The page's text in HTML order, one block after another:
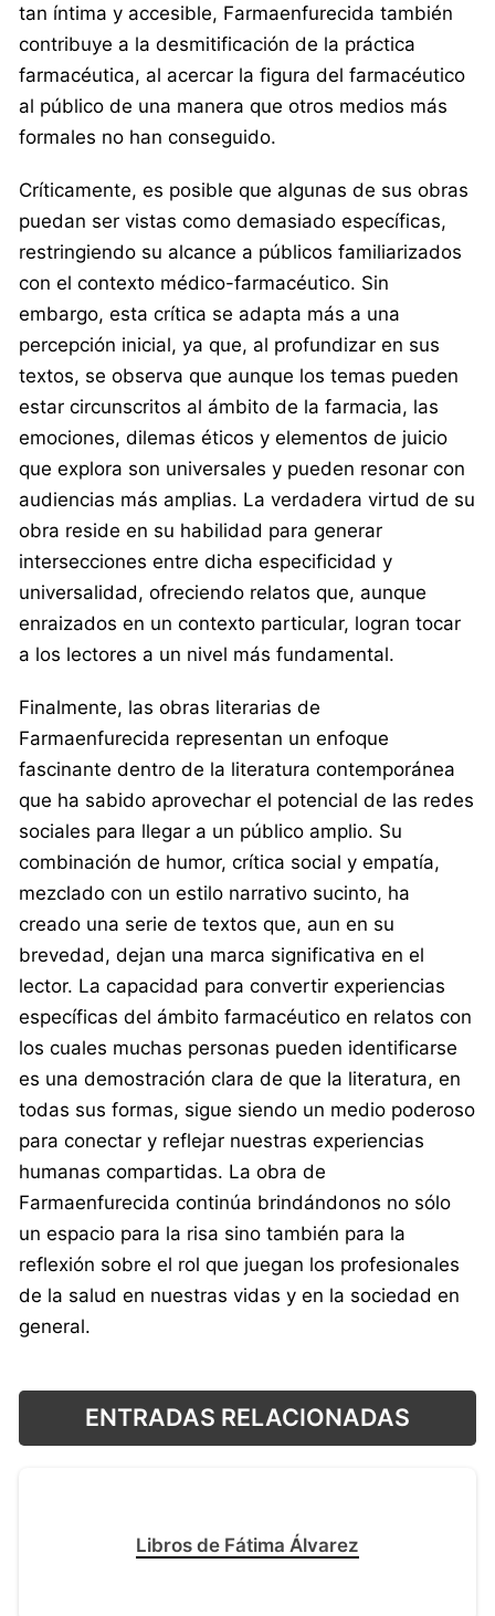
tan íntima y accesible, Farmaenfurecida también
contribuye a la desmitificación de la práctica
farmacéutica, al acercar la figura del farmacéutico
al público de una manera que otros medios más
formales no han conseguido.
Críticamente, es posible que algunas de sus obras
puedan ser vistas como demasiado específicas,
restringiendo su alcance a públicos familiarizados
con el contexto médico-farmacéutico. Sin
embargo, esta crítica se adapta más a una
percepción inicial, ya que, al profundizar en sus
textos, se observa que aunque los temas pueden
estar circunscritos al ámbito de la farmacia, las
emociones, dilemas éticos y elementos de juicio
que explora son universales y pueden resonar con
audiencias más amplias. La verdadera virtud de su
obra reside en su habilidad para generar
intersecciones entre dicha especificidad y
universalidad, ofreciendo relatos que, aunque
enraizados en un contexto particular, logran tocar
a los lectores a un nivel más fundamental.
Finalmente, las obras literarias de
Farmaenfurecida representan un enfoque
fascinante dentro de la literatura contemporánea
que ha sabido aprovechar el potencial de las redes
sociales para llegar a un público amplio. Su
combinación de humor, crítica social y empatía,
mezclado con un estilo narrativo sucinto, ha
creado una serie de textos que, aun en su
brevedad, dejan una marca significativa en el
lector. La capacidad para convertir experiencias
específicas del ámbito farmacéutico en relatos con
los cuales muchas personas pueden identificarse
es una demostración clara de que la literatura, en
todas sus formas, sigue siendo un medio poderoso
para conectar y reflejar nuestras experiencias
humanas compartidas. La obra de
Farmaenfurecida continúa brindándonos no sólo
un espacio para la risa sino también para la
reflexión sobre el rol que juegan los profesionales
de la salud en nuestras vidas y en la sociedad en
general.
ENTRADAS RELACIONADAS
Libros de Fátima Álvarez